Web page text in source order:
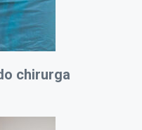
chirurga